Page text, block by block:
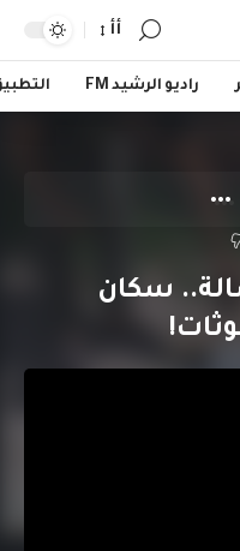
أأ
راديو الرشيد FM
سكان